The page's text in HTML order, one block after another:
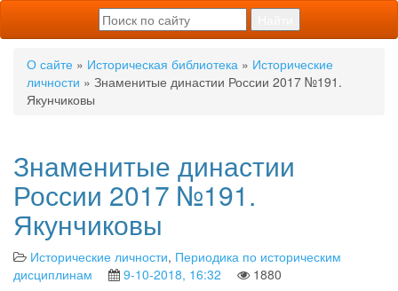
О сайте » Историческая библиотека » Исторические
личности » Знаменитые династии России 2017 №191.
Якунчиковы
Знаменитые династии
России 2017 №191.
Якунчиковы
Исторические личности, Периодика по историческим
дисциплинам
9-10-2018, 16:32
1880